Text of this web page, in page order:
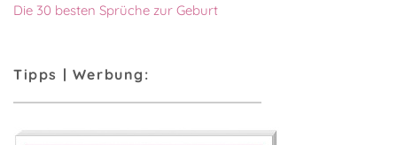
Die 30 besten Sprüche zur Geburt
Tipps | Werbung: